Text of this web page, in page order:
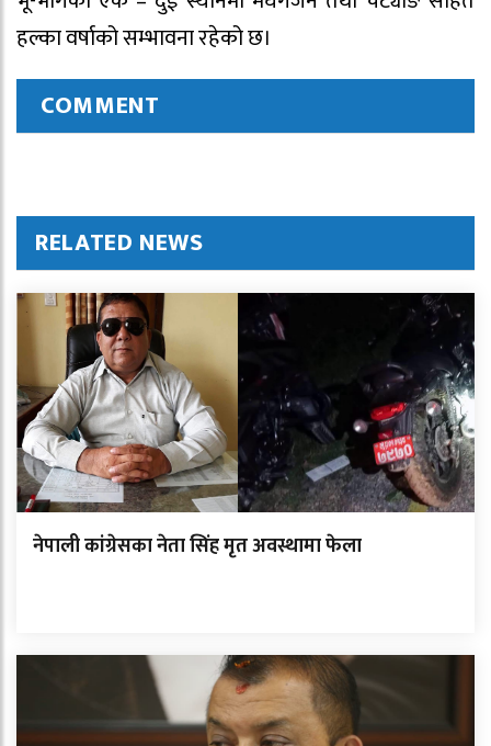
हल्का वर्षाको सम्भावना रहेको छ।
COMMENT
RELATED NEWS
नेपाली कांग्रेसका नेता सिंह मृत अवस्थामा फेला